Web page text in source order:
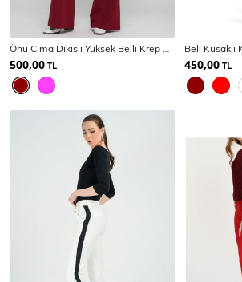
Önu Cima Dikisli Yuksek Belli Krep Pantolon | Pnt31041
500,00 TL 450,00 TL